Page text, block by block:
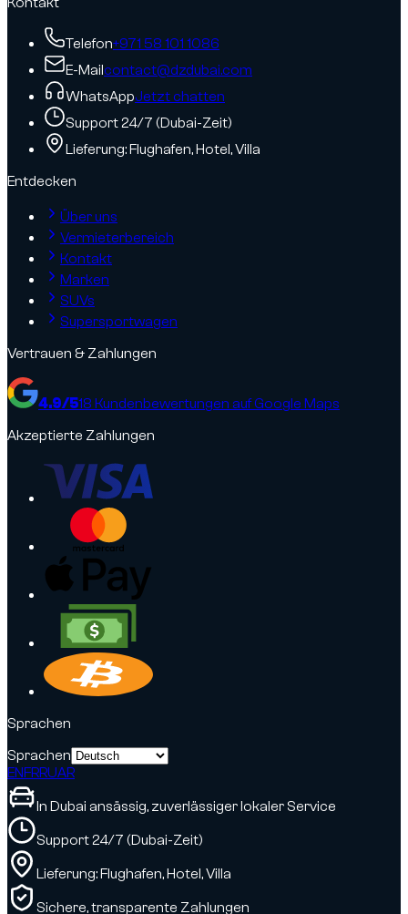
Telefon+971 58 101 1086
E-Mailcontact@dzdubai.com
WhatsAppJetzt chatten
Support 24/7 (Dubai-Zeit)
Lieferung: Flughafen, Hotel, Villa
Entdecken
Über uns
Vermieterbereich
Kontakt
Marken
SUVs
Supersportwagen
Vertrauen & Zahlungen
4.9/518 Kundenbewertungen auf Google Maps
Akzeptierte Zahlungen
Sprachen
Sprachen
ENFRRUAR
In Dubai ansässig, zuverlässiger lokaler Service
Support 24/7 (Dubai-Zeit)
Lieferung: Flughafen, Hotel, Villa
Sichere, transparente Zahlungen